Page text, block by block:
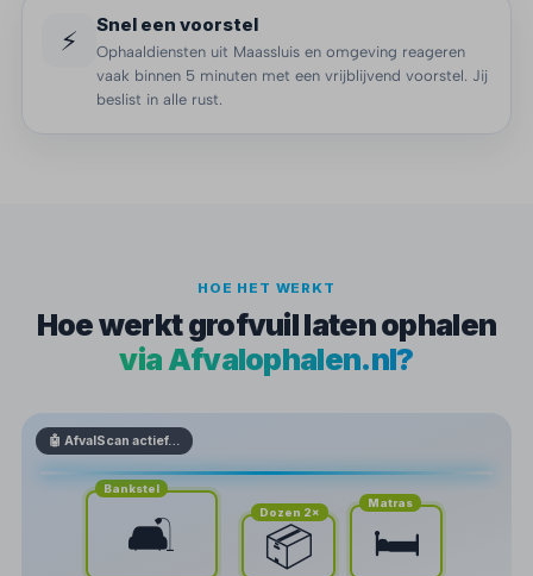
⚡ Snel een voorstel
Ophaaldiensten uit Maassluis en omgeving reageren
vaak binnen 5 minuten met een vrijblijvend voorstel. Jij
beslist in alle rust.
HOE HET WERKT
Hoe werkt grofvuil laten ophalen
via Afvalophalen.nl?
🤖 AfvalScan actief…
Bankstel
🛋️ Dozen 2×
📦
Matras
🛏️